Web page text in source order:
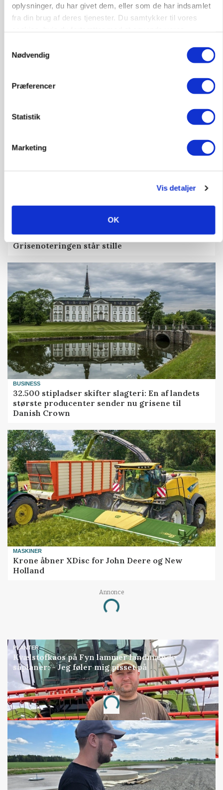
oplysninger, du har givet dem, eller som de har indsamlet
fra din brug af deres tjenester. Du samtykker til vores
Nødvendig
Præferencer
Statistik
Marketing
Vis detaljer
OK
Forserie til selvkørende skårlægger afprøves i år
Annonce
ARRANGEMENT
Markvandring sætter fokus på elefantgræs
MARKED
Grisenoteringen står stille
BUSINESS
32.500 stipladser skifter slagteri: En af landets
største producenter sender nu grisene til
Danish Crown
MASKINER
Krone åbner XDisc for John Deere og New
Holland
Annonce
Loading...
PLANTER
Kvælstofkaos på Fyn lammer landmænds
såplaner: - Jeg føler mig pisset på
Annonce
Loading...